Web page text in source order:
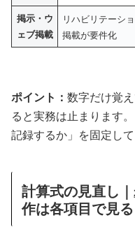
掲示・ウ
ェブ掲載
リハビリテーシ
掲載が要件化
ポイント： 数字だけ覚
ると実務は止まります
記録するか」を固定して
計算式の見直し
作は各項目で見る